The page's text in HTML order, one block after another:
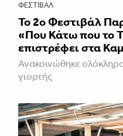
ΦΕΣΤΙΒΑΛ
Το 2ο Φεστιβάλ
«Που Κάτω που το
επιστρέφει στα
Ανακοινώθηκε
γιορτής